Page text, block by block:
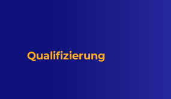
Qualifizierung